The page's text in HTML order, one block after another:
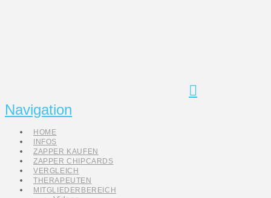
Navigation
HOME
INFOS
ZAPPER KAUFEN
ZAPPER CHIPCARDS
VERGLEICH
THERAPEUTEN
MITGLIEDERBEREICH